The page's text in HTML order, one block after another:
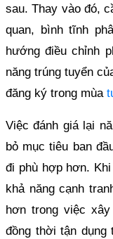
sau. Thay vào đó,
quan, bình tĩnh
hướng điều chỉnh
năng trúng tuyển
đăng ký trong mùa
Việc đánh giá lại
bỏ mục tiêu ban
đi phù hợp hơn.
khả năng cạnh
hơn trong việc
đồng thời tận